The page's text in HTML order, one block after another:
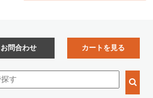
お問合わせ カートを見る